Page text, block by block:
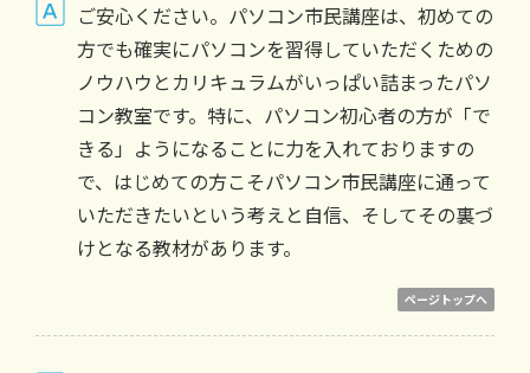
ご安心ください。パソコン市民講座は、初めての
方でも確実にパソコンを習得していただくための
ノウハウとカリキュラムがいっぱい詰まったパソ
コン教室です。特に、パソコン初心者の方が「で
きる」ようになることに力を入れておりますの
で、はじめての方こそパソコン市民講座に通って
いただきたいという考えと自信、そしてその裏づ
けとなる教材があります。
ページトップへ